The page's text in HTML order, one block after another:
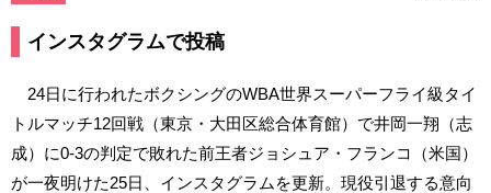
インスタグラムで投稿
24日に行われたボクシングのWBA世界スーパーフライ級タイ
トルマッチ12回戦（東京・大田区総合体育館）で井岡一翔（志
成）に0-3の判定で敗れた前王者ジョシュア・フランコ（米国）
が一夜明けた25日、インスタグラムを更新。現役引退する意向